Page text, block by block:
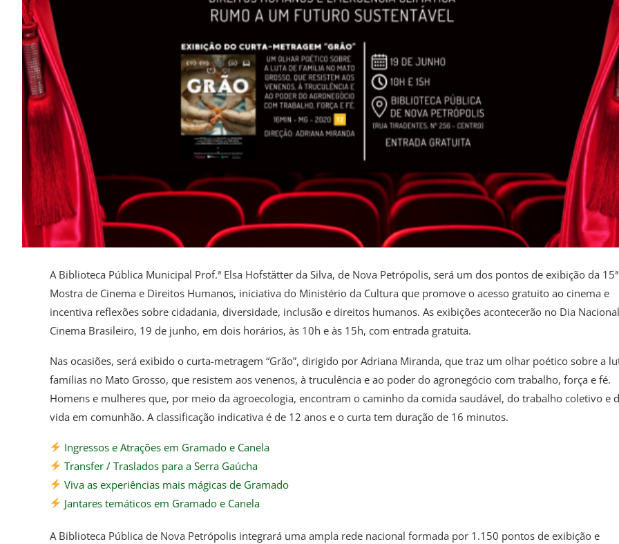
A Biblioteca Pública Municipal Prof.ª Elsa Hofstätter da Silva, de Nova Petrópolis, será um dos pontos de exibição da 15ª
Mostra de Cinema e Direitos Humanos, iniciativa do Ministério da Cultura que promove o acesso gratuito ao cinema e
incentiva reflexões sobre cidadania, diversidade, inclusão e direitos humanos. As exibições acontecerão no Dia
Cinema Brasileiro, 19 de junho, em dois horários, às 10h e às 15h, com entrada gratuita.
Nas ocasiões, será exibido o curta-metragem “Grão”, dirigido por Adriana Miranda, que traz um olhar poético sobre a
famílias no Mato Grosso, que resistem aos venenos, à truculência e ao poder do agronegócio com trabalho, força e fé.
Homens e mulheres que, por meio da agroecologia, encontram o caminho da comida saudável, do trabalho coletivo e
vida em comunhão. A classificação indicativa é de 12 anos e o curta tem duração de 16 minutos.
Ingressos e Atrações em Gramado e Canela
Transfer / Traslados para a Serra Gaúcha
Viva as experiências mais mágicas de Gramado
Jantares temáticos em Gramado e Canela
A Biblioteca Pública de Nova Petrópolis integrará uma ampla rede nacional formada por 1.150 pontos de exibição e